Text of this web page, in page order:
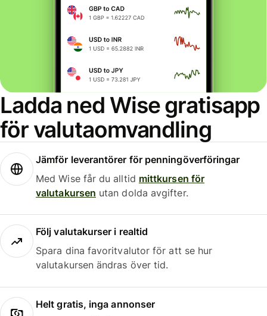
Ladda ned Wise gratisapp
för valutaomvandling
Jämför leverantörer för penningöverföringar
Med Wise får du alltid mittkursen för
valutakursen utan dolda avgifter.
Följ valutakurser i realtid
Spara dina favoritvalutor för att se hur
valutakursen ändras över tid.
Helt gratis, inga annonser